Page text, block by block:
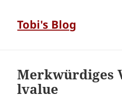
Tobi's Blog
Merkwürdiges
lvalue